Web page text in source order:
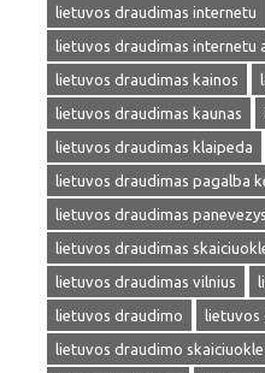
lietuvos draudimas internetu
lietuvos draudimas internetu
lietuvos draudimas kainos
lietuvos draudimas kaunas
lietuvos draudimas klaipeda
lietuvos draudimas pagalba
lietuvos draudimas panevezys
lietuvos draudimas
lietuvos draudimas vilnius
lietuvos draudimo
lietuvos
lietuvos draudimo skaiciuokle